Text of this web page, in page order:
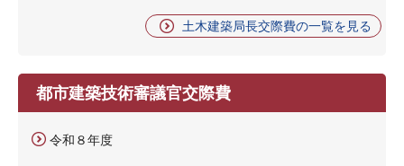
土木建築局長交際費の一覧を見る
都市建築技術審議官交際費
令和８年度